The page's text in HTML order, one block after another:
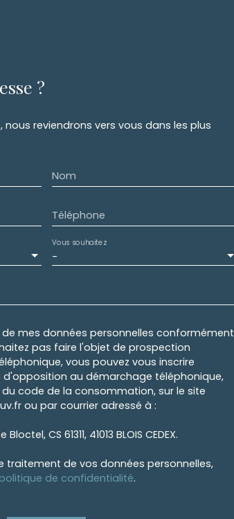
?
nous reviendrons vers vous dans les plus
Nom
Téléphone
-
Vous souhaitez
mes données personnelles conformément
pas faire l'objet de prospection
vous pouvez vous inscrire
au démarchage téléphonique,
du code de la consommation, sur le site
ou par courrier adressé à :
CS 61311, 41013 BLOIS CEDEX.
traitement de vos données personnelles,
politique de confidentialité.